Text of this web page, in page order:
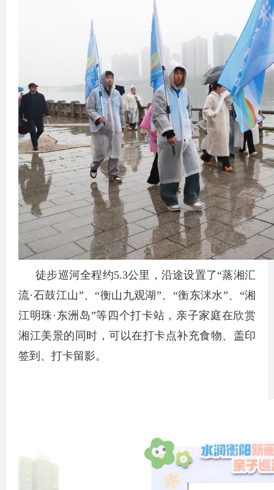
徒步巡河全程约5.3公里，沿途设置了“蒸湘汇
流·石鼓江山”、“衡山九观湖”、“衡东洣水”、“湘
江明珠·东洲岛”等四个打卡站，亲子家庭在欣赏
湘江美景的同时，可以在打卡点补充食物、盖印
签到、打卡留影。